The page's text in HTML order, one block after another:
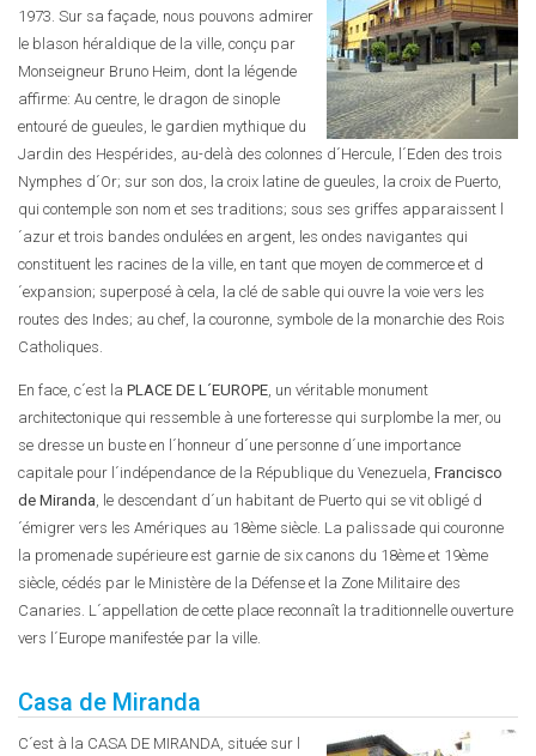
1973. Sur sa façade, nous pouvons admirer
le blason héraldique de la ville, conçu par
Monseigneur Bruno Heim, dont la légende
affirme: Au centre, le dragon de sinople
entouré de gueules, le gardien mythique du
Jardin des Hespérides, au-delà des colonnes d´Hercule, l´Eden des trois
Nymphes d´Or; sur son dos, la croix latine de gueules, la croix de Puerto,
qui contemple son nom et ses traditions; sous ses griffes apparaissent l
´azur et trois bandes ondulées en argent, les ondes navigantes qui
constituent les racines de la ville, en tant que moyen de commerce et d
´expansion; superposé à cela, la clé de sable qui ouvre la voie vers les
routes des Indes; au chef, la couronne, symbole de la monarchie des Rois
Catholiques.
En face, c´est la PLACE DE L´EUROPE, un véritable monument
architectonique qui ressemble à une forteresse qui surplombe la mer, ou
se dresse un buste en l´honneur d´une personne d´une importance
capitale pour l´indépendance de la République du Venezuela, Francisco
de Miranda, le descendant d´un habitant de Puerto qui se vit obligé d
´émigrer vers les Amériques au 18ème siècle. La palissade qui couronne
la promenade supérieure est garnie de six canons du 18ème et 19ème
siècle, cédés par le Ministère de la Défense et la Zone Militaire des
Canaries. L´appellation de cette place reconnaît la traditionnelle ouverture
vers l´Europe manifestée par la ville.
Casa de Miranda
C´est à la CASA DE MIRANDA, située sur l